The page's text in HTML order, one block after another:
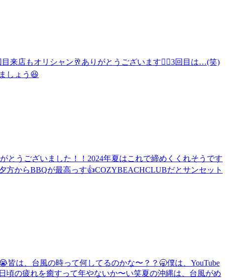
来店もオリシャン🥂ありがとうございます🙇‍♂️3回目は…(笑)
しょう😆
うございました！！2024年夏はこれで締めくくれそうです
方からBBQが最高っす👍COZYBEACHCLUBだとサンセット
は、台風の時って何してるのかな〜？？🥱僕は、YouTube
頃の疲れを癒すって年やないか〜い笑夏の沖縄は、台風がめ